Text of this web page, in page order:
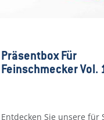
Präsentbox Für
Feinschmecker Vol.
Entdecken Sie unsere für